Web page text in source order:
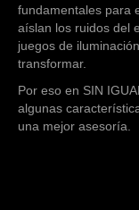
fundamentales para
aíslan los ruidos del
juegos de
transformar.
Por eso en SIN
algunas
una mejor asesoría.